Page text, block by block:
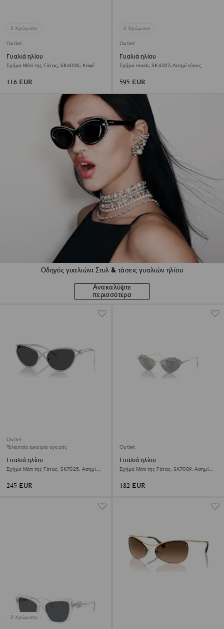
Οδηγός γυαλιών: Στυλ & τάσεις γυαλιών ηλίου
Ανακαλύψτε
περισσότερα
2 Χρώματα
Outlet
Γυαλιά ηλίου
Σχήμα Μάτι της Γάτας, SK6005, Καφέ
116 EUR
2 Χρώματα
Outlet
Γυαλιά ηλίου
Σχήμα mask, SK6027, Ασημί τόνος
595 EUR
Outlet
Τελευταία ευκαιρία αγοράς
Γυαλιά ηλίου
Σχήμα Μάτι της Γάτας, SK7025, Ασημί
245 EUR
Outlet
Γυαλιά ηλίου
Σχήμα Μάτι της Γάτας, SK7009, Ασημί
182 EUR
2 Χρώματα